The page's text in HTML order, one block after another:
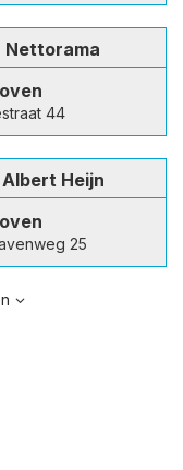
Nettorama
44
Albert Heijn
25